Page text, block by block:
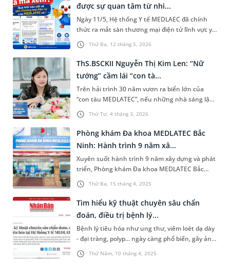
Thứ Ba, 12 tháng 5, 2026
được sự quan tâm từ nhi...
Ngày 11/5, Hệ thống Y tế MEDLAEC đã chính
thức ra mắt sàn thương mại điện tử lĩnh vực y
tế và chăm sóc sức khỏe. Sự kiện đã nhận được
sự quan tâm và đưa tin từ nhiều cơ quan báo
chí.
Thứ Tư, 4 tháng 3, 2026
ThS.BSCKII Nguyễn Thị Kim Len: “Nữ
tướng” cầm lái “con tà...
Trên hải trình 30 năm vươn ra biển lớn của
“con tàu MEDLATEC”, nếu những nhà sáng lập
là người định vị tọa độ, thì ThS.BSCKII Nguyễn
Thị Kim Len chính là người giữ nhịp, đảm bảo
cho động cơ chuyên môn luôn vận hành bền bỉ
và chính xác. Không bắt đầu từ những hào
quang sẵn có, hành trình của chị là một bản
giao hưởng của sự tử tế, nề nếp và kỷ luật thép
– nơi y đức là lời thề, là lẽ sống.
Thứ Ba, 15 tháng 4, 2025
Phòng khám Đa khoa MEDLATEC Bắc
Ninh: Hành trình 9 năm xâ...
Xuyên suốt hành trình 9 năm xây dựng và phát
triển, Phòng khám Đa khoa MEDLATEC Bắc
Ninh đã khẳng định vị thế đơn vị y tế đi đầu
trong lĩnh vực chăm sóc sức khỏe, cũng như
luôn tích cực đóng góp giá trị cho xã hội qua
những hoạt động cộng đồng ý nghĩa.
Thứ Năm, 10 tháng 4, 2025
Tìm hiểu kỹ thuật chuyên sâu chẩn
đoán, điều trị bệnh lý...
Bệnh lý tiêu hóa như ung thư, viêm loét dạ dày
- đại tràng, polyp... ngày càng phổ biến, gây ảnh
hưởng nghiêm trọng đến sức khỏe và chất
lượng sống của người bệnh. Hiểu rõ về những